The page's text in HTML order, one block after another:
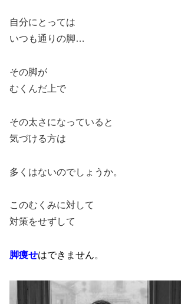
自分にとっては
いつも通りの脚…
その脚が
むくんだ上で
その太さになっていると
気づける方は
多くはないのでしょうか。
このむくみに対して
対策をせずして
脚痩せはできません。